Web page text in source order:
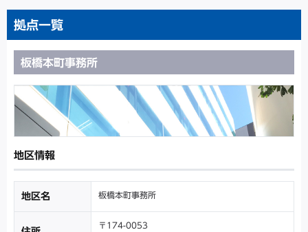
拠点一覧
板橋本町事務所
地区情報
地区名 板橋本町事務所
〒174-0053